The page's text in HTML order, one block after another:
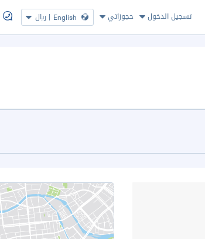
تسجيل الدخول حجوزاتي English
| ريال